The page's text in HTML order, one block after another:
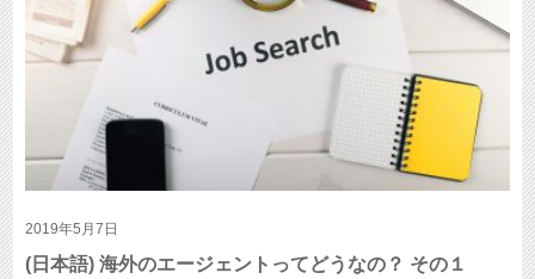
2019年5月7日
(日本語) 海外のエージェントってどうなの？ その１